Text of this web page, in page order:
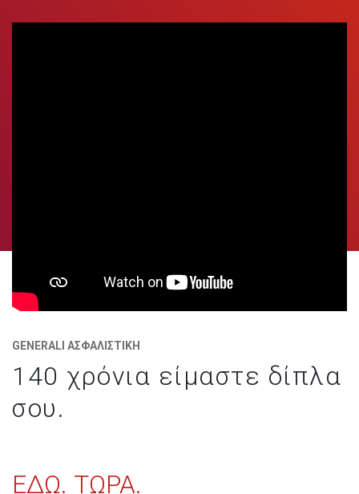
GENERALI ΑΣΦΑΛΙΣΤΙΚΗ
140 χρόνια είμαστε δίπλα
σου.
ΕΔΩ. ΤΩΡΑ.